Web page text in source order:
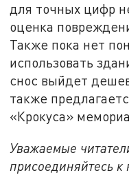
для точных цифр
оценка
Также пока нет
использовать
снос выйдет
также
«Крокуса»
Уважаемые
присоединяйтесь к